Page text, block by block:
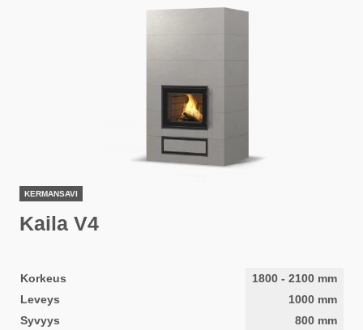
KERMANSAVI
Kaila V4
Korkeus 1800 - 2100 mm
Leveys
1000 mm
Syvyys
800 mm